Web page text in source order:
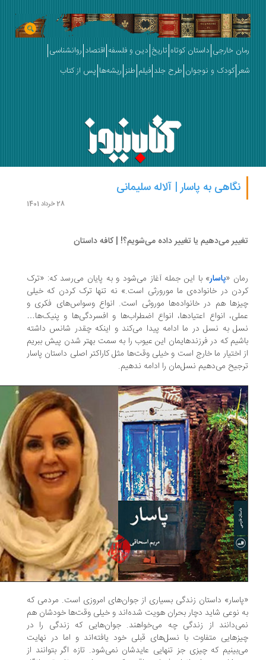
خارجی داستان کوتاه تاریخ دین و فلسفه اقتصاد روانشناسی
کودک و نوجوان طرح جلد فیلم طنز ریشه‌ها پس از کتاب
نگاهی به پاسار | آلاله سلیمانی
می‌دهیم یا تغییر داده می‌شویم؟! | کافه داستان
پاسار » با این جمله آغاز می‌شود و به پایان می‌رسد که: «ترک
در خانواده‌ی ما مورورثی است.» نه تنها ترک کردن که خیلی
هم در خانواده‌ها موروثی است. انواع وسواس‌های فکری و
انواع اعتیادها، انواع اضطراب‌ها و افسردگی‌ها و پنیک‌ها…
به نسل در ما ادامه پیدا می‌کند و اینکه چقدر شانس داشته
که در فرزند‌هایمان این عیوب را به سمت بهتر شدن پیش ببریم
اختیار ما خارج است و خیلی وقت‌ها مثل کاراکتر اصلی داستان پاسار
می‌دهیم نسل‌مان را ادامه ندهیم.
داستان زندگی بسیاری از جوان‌های امروزی است. مردمی که
نوعی شاید دچار بحران هویت شده‌اند و خیلی وقت‌ها خودشان هم
از زندگی چه می‌خواهند. جوان‌هایی که زندگی را در
متفاوت با نسل‌های قبلی خود یافته‌اند و اما در نهایت
که چیزی جز تنهایی عایدشان نمی‌شود. تازه اگر بتوانند از